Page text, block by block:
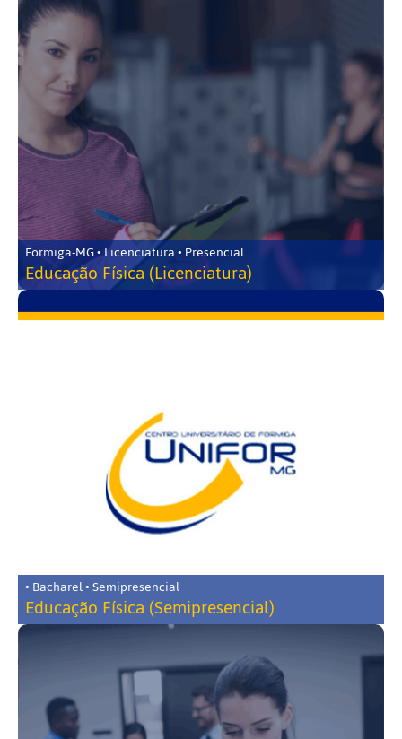
Formiga-MG • Licenciatura • Presencial
Educação Física (Licenciatura)
• Bacharel • Semipresencial
Educação Física (Semipresencial)